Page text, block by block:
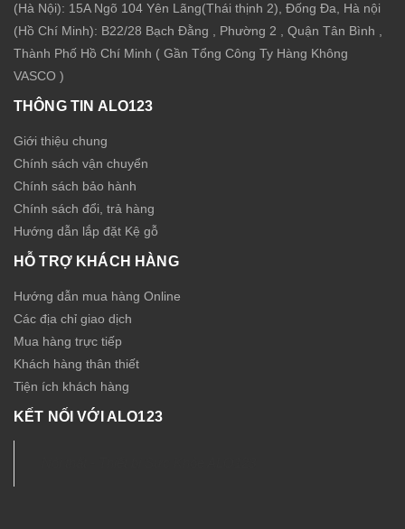
(Hà Nội): 15A Ngõ 104 Yên Lãng(Thái thịnh 2), Đống Đa, Hà nội
(Hồ Chí Minh): B22/28 Bạch Đằng , Phường 2 , Quận Tân Bình ,
Thành Phố Hồ Chí Minh ( Gần Tổng Công Ty Hàng Không
VASCO )
THÔNG TIN ALO123
Giới thiệu chung
Chính sách vận chuyển
Chính sách bảo hành
Chính sách đổi, trả hàng
Hướng dẫn lắp đặt Kệ gỗ
HỖ TRỢ KHÁCH HÀNG
Hướng dẫn mua hàng Online
Các địa chỉ giao dịch
Mua hàng trực tiếp
Khách hàng thân thiết
Tiện ích khách hàng
KẾT NỐI VỚI ALO123